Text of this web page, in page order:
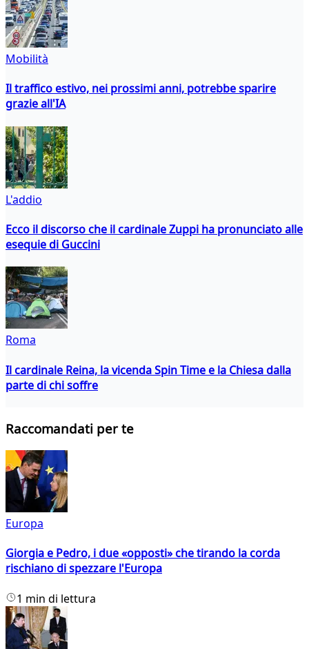
Mobilità
Il traffico estivo, nei prossimi anni, potrebbe sparire
grazie all'IA
L'addio
Ecco il discorso che il cardinale Zuppi ha pronunciato alle
esequie di Guccini
Roma
Il cardinale Reina, la vicenda Spin Time e la Chiesa dalla
parte di chi soffre
Raccomandati per te
Europa
Giorgia e Pedro, i due «opposti» che tirando la corda
rischiano di spezzare l'Europa
1 min di lettura